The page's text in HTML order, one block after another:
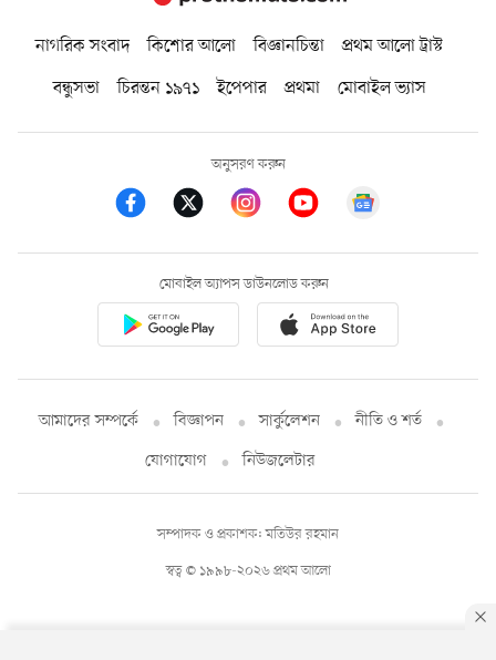
নাগরিক সংবাদ কিশোর আলো বিজ্ঞানচিন্তা
প্রথম আলো ট্রাস্ট
বন্ধুসভা
চিরন্তন ১৯৭১ ইপেপার প্রথমা মোবাইল ভ্যাস
অনুসরণ করুন
মোবাইল অ্যাপস ডাউনলোড করুন
আমাদের সম্পর্কে বিজ্ঞাপন সার্কুলেশন
নীতি ও শর্ত
যোগাযোগ
নিউজলেটার
স্বত্ব © ১৯৯৮-২০২৬ প্রথম আলো
সম্পাদক ও প্রকাশক: মতিউর রহমান